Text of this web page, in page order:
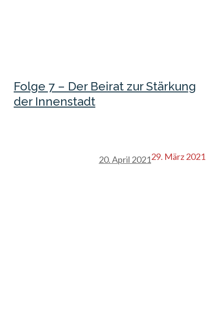
Folge 7 – Der Beirat zur Stärkung
der Innenstadt
29. März 2021
20. April 2021